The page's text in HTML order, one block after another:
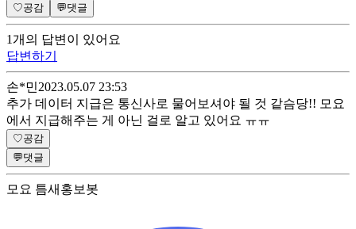
♡공감 💬댓글
1개 의 답변이 있어요
답변하기
손*민2023.05.07 23:53
추가 데이터 지급은 통신사로 물어보셔야 될 것 같슴당!! 모요
에서 지급해주는 게 아닌 걸로 알고 있어요 ㅠㅠ
♡공감
💬댓글
모요 틈새홍보봇